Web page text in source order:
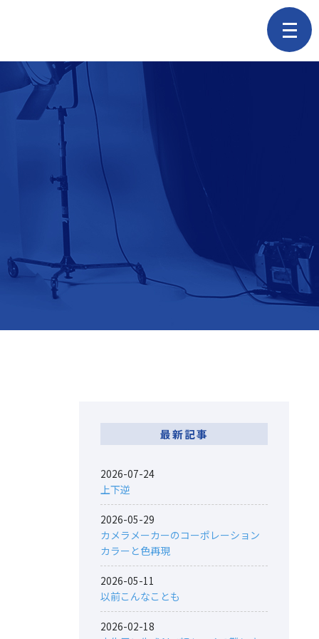
最新記事
2026-07-24
上下逆
2026-05-29
カメラメーカーのコーポレーション
カラーと色再現
2026-05-11
以前こんなことも
2026-02-18